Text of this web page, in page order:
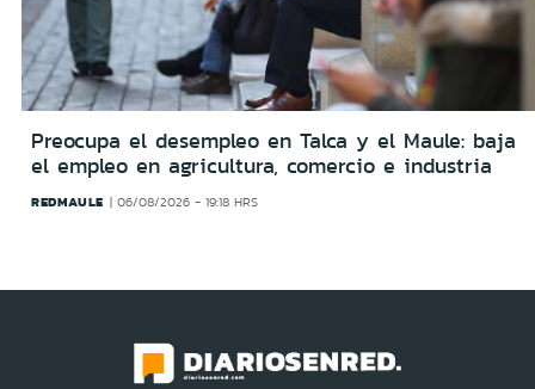
Preocupa el desempleo en Talca y el Maule: baja
el empleo en agricultura, comercio e industria
REDMAULE 06/08/2026 - 19:18 HRS